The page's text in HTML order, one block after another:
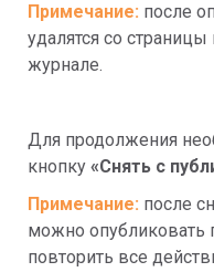
Примечание: после
удалятся со
журнале.
Для продолжения
кнопку «Снять с
Примечание: после
можно опубликовать
повторить все